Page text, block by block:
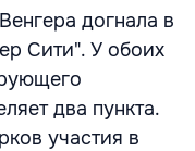
догнала в
Сити". У обоих
два пункта.
участия в